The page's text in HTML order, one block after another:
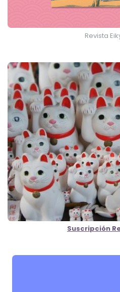
Revista
Suscripción